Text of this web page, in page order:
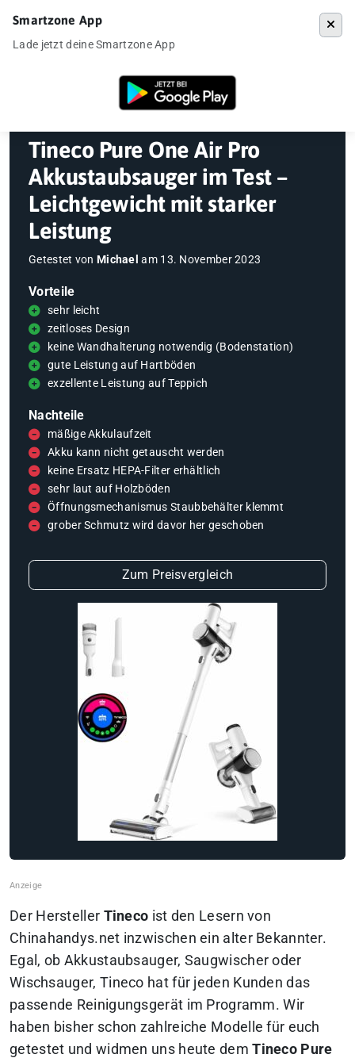
»Saugroboter
Tineco Pure One Air Pro
Akkustaubsauger im Test –
Leichtgewicht mit starker
Leistung
Getestet von Michael am 13. November 2023
Vorteile
sehr leicht
zeitloses Design
keine Wandhalterung notwendig (Bodenstation)
gute Leistung auf Hartböden
exzellente Leistung auf Teppich
Nachteile
mäßige Akkulaufzeit
Akku kann nicht getauscht werden
keine Ersatz HEPA-Filter erhältlich
sehr laut auf Holzböden
Öffnungsmechanismus Staubbehälter klemmt
grober Schmutz wird davor her geschoben
Zum Preisvergleich
Der Hersteller Tineco ist den Lesern von
Chinahandys.net inzwischen ein alter Bekannter.
Egal, ob Akkustaubsauger, Saugwischer oder
Wischsauger, Tineco hat für jeden Kunden das
passende Reinigungsgerät im Programm. Wir
haben bisher schon zahlreiche Modelle für euch
getestet und widmen uns heute demTineco Pure
Smartzone App
Lade jetzt deine Smartzone App